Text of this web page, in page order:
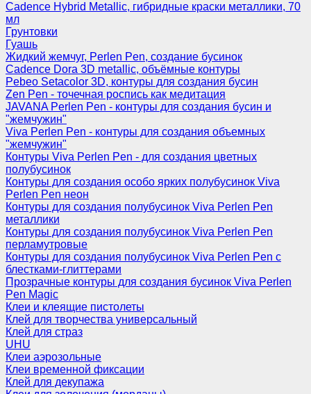
Cadence Hybrid Metallic, гибридные краски металлики, 70
мл
Грунтовки
Гуашь
Жидкий жемчуг, Perlen Pen, создание бусинок
Cadence Dora 3D metallic, объёмные контуры
Pebeo Setacolor 3D, контуры для создания бусин
Zen Pen - точечная роспись как медитация
JAVANA Perlen Pen - контуры для создания бусин и
"жемчужин"
Viva Perlen Pen - контуры для создания объемных
"жемчужин"
Контуры Viva Perlen Pen - для создания цветных
полубусинок
Контуры для создания особо ярких полубусинок Viva
Perlen Pen неон
Контуры для создания полубусинок Viva Perlen Pen
металлики
Контуры для создания полубусинок Viva Perlen Pen
перламутровые
Контуры для создания полубусинок Viva Perlen Pen с
блестками-глиттерами
Прозрачные контуры для создания бусинок Viva Perlen
Pen Magic
Клеи и клеящие пистолеты
Клей для творчества универсальный
Клей для страз
UHU
Клеи аэрозольные
Клеи временной фиксации
Клей для декупажа